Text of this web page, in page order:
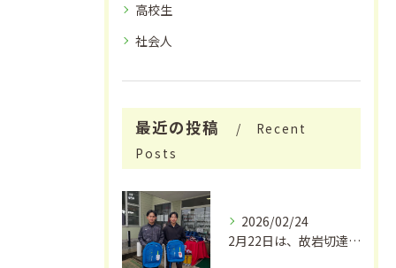
高校生
社会人
最近の投稿
Recent
Posts
2026/02/24
2月22日は、故岩切達朗さんのお誕生日で、今年はちょうどこの...